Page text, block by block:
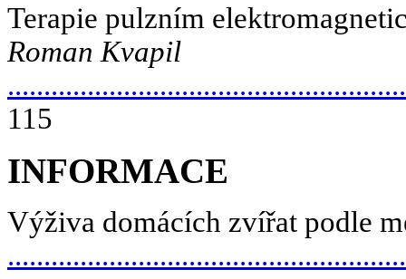
Terapie pulzním
Roman Kvapil
115
INFORMACE
Výživa domácích zvířat podle